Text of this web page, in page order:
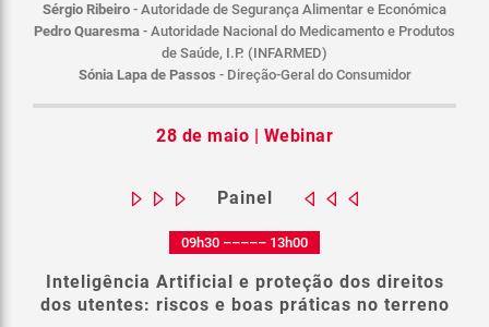
Sérgio Ribeiro - Autoridade de Segurança Alimentar e Económica
Pedro Quaresma - Autoridade Nacional do Medicamento e Produtos
de Saúde, I.P. (INFARMED)
Sónia Lapa de Passos - Direção-Geral do Consumidor
28 de maio | Webinar
Painel
09h30 ––––– 13h00
Inteligência Artificial e proteção dos direitos
dos utentes: riscos e boas práticas no terreno